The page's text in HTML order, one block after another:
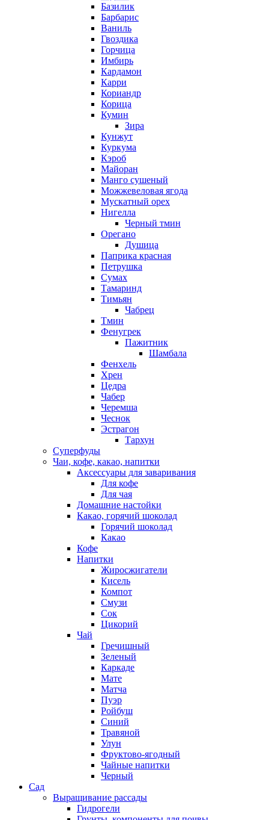
Базилик
Барбарис
Ваниль
Гвоздика
Горчица
Имбирь
Кардамон
Карри
Кориандр
Корица
Кумин
Зира
Кунжут
Куркума
Кэроб
Майоран
Манго сушеный
Можжевеловая ягода
Мускатный орех
Нигелла
Черный тмин
Орегано
Душица
Паприка красная
Петрушка
Сумах
Тамаринд
Тимьян
Чабрец
Тмин
Фенугрек
Пажитник
Шамбала
Фенхель
Хрен
Цедра
Чабер
Черемша
Чеснок
Эстрагон
Тархун
Суперфуды
Чаи, кофе, какао, напитки
Аксессуары для заваривания
Для кофе
Для чая
Домашние настойки
Какао, горячий шоколад
Горячий шоколад
Какао
Кофе
Напитки
Жиросжигатели
Кисель
Компот
Смузи
Сок
Цикорий
Чай
Гречишный
Зеленый
Каркаде
Мате
Матча
Пуэр
Ройбуш
Синий
Травяной
Улун
Фруктово-ягодный
Чайные напитки
Черный
Сад
Выращивание рассады
Гидрогели